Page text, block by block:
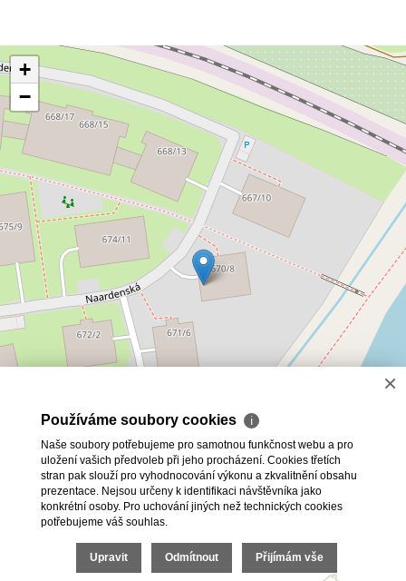
+
−
2026 © Bc. Michaela Pelešková, všechna práva vyhrazena |
Ochrana oznamovatelů
Cookies
×
Používáme soubory cookies ℹ
Naše soubory potřebujeme pro samotnou funkčnost webu a pro
uložení vašich předvoleb při jeho procházení. Cookies třetích
stran pak slouží pro vyhodnocování výkonu a zkvalitnění obsahu
prezentace. Nejsou určeny k identifikaci návštěvníka jako
konkrétní osoby. Pro uchování jiných než technických cookies
potřebujeme váš souhlas.
Upravit Odmítnout Přijímám vše